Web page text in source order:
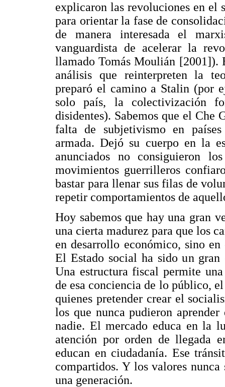
explicaron las revoluciones en
para orientar la fase de
de manera interesada el
vanguardista de acelerar la
llamado Tomás Moulián [2001]).
análisis que reinterpreten la
preparó el camino a Stalin (por
solo país, la colectivización
disidentes). Sabemos que el Che
falta de subjetivismo en países
armada. Dejó su cuerpo en la
anunciados no consiguieron
movimientos guerrilleros
bastar para llenar sus filas de
repetir comportamientos de
Hoy sabemos que hay una gran
una cierta madurez para que los
en desarrollo económico, sino
El Estado social ha sido un gran
Una estructura fiscal permite
de esa conciencia de lo público,
quienes pretender crear el
los que nunca pudieron
nadie. El mercado educa en la
atención por orden de llegada
educan en ciudadanía. Ese
compartidos. Y los valores nunca
una generación.